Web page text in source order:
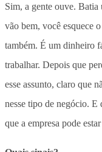
Sim, a gente ouve.
vão bem, você esquece
também. É um dinheiro
trabalhar. Depois que
esse assunto, claro que
nesse tipo de negócio. E
que a empresa pode